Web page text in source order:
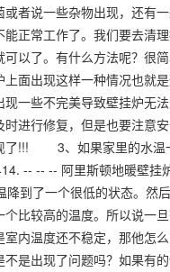
者说一些杂物出现，还有
正常工作了。我们要去清
以了。有什么方法呢？很
面出现这样一种情况也就
一些不完美导致壁挂炉无
进行修复，但是也要注意
了!!! 3、如果家里的水温
-- -- -- 阿里斯顿地暖壁挂
了一个很低的状态。然
比较高的温度。所以说一
内温度还不稳定，那他怎
是出现了问题吗？如果有